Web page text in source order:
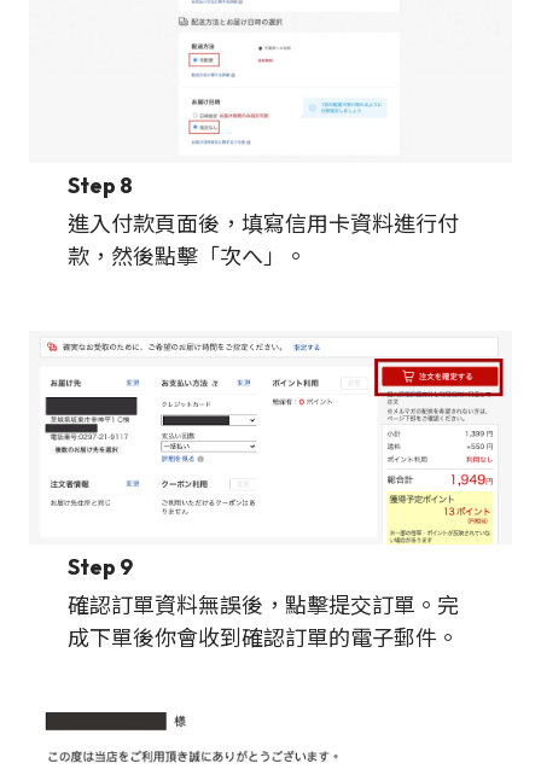
Step 8
進入付款頁面後，填寫信用卡資料進行付
款，然後點擊「次へ」。
Step 9
確認訂單資料無誤後，點擊提交訂單。完
成下單後你會收到確認訂單的電子郵件。